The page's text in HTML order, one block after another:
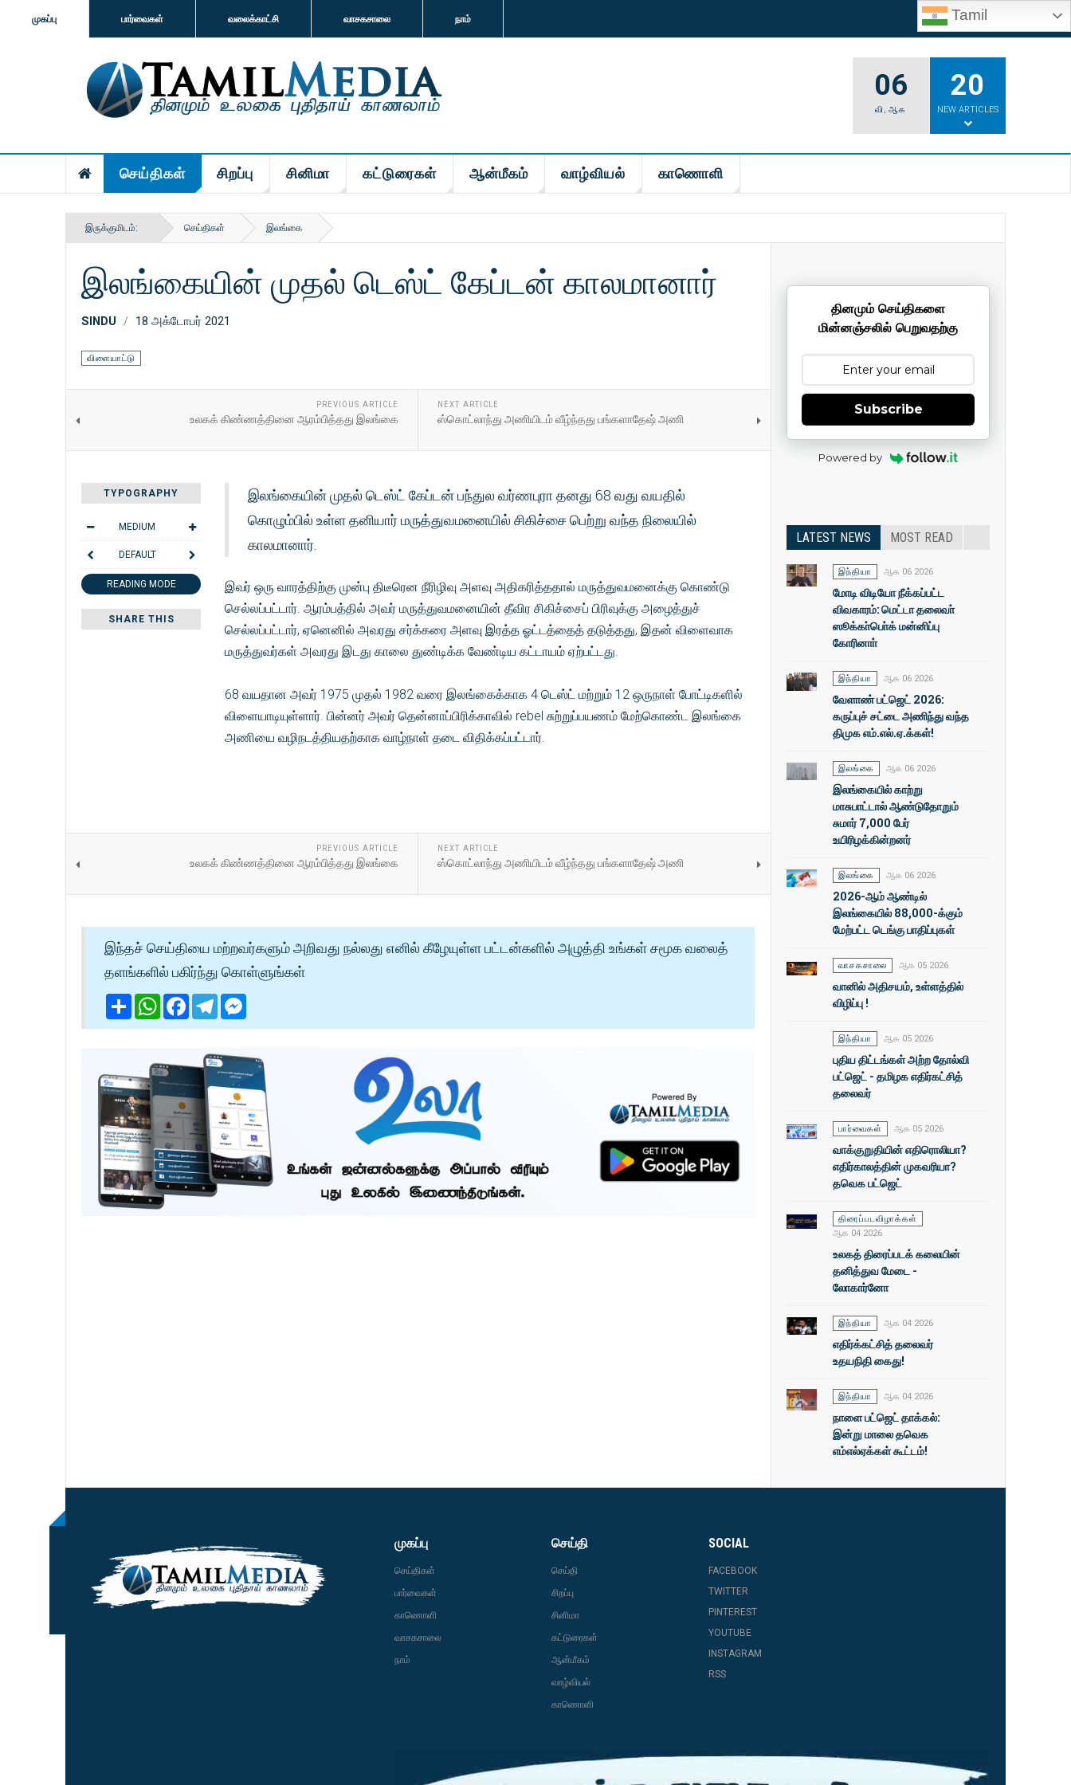
முகப்பு பார்வைகள் வலைக்காட்சி வாசகசாலை நாம் Tamil
06
வி,ஆக
20
NEW ARTICLES
செய்திகள் சிறப்பு சினிமா கட்டுரைகள் ஆன்மீகம் வாழ்வியல் காணொளி
இருக்குமிடம்: செய்திகள் இலங்கை
இலங்கையின் முதல் டெஸ்ட் கேப்டன் காலமானார்
SINDU 18 அக்டோபர் 2021
விளையாட்டு
PREVIOUS ARTICLE
உலகக் கிண்ணத்தினை ஆரம்பித்தது இலங்கை
NEXT ARTICLE
ஸ்கொட்லாந்து அணியிடம் வீழ்ந்தது பங்களாதேஷ் அணி
TYPOGRAPHY
MEDIUM
DEFAULT
READING MODE
SHARE THIS
இலங்கையின் முதல் டெஸ்ட் கேப்டன் பந்துல வர்ணபுரா தனது 68 வது வயதில்
கொழும்பில் உள்ள தனியார் மருத்துவமனையில் சிகிச்சை பெற்று வந்த நிலையில்
காலமானார்.
இவர் ஒரு வாரத்திற்கு முன்பு திடீரென நீரிழிவு அளவு அதிகரித்ததால் மருத்துவமனைக்கு கொண்டு
செல்லப்பட்டார். ஆரம்பத்தில் அவர் மருத்துவமனையின் தீவிர சிகிச்சைப் பிரிவுக்கு அழைத்துச்
செல்லப்பட்டார், ஏனெனில் அவரது சர்க்கரை அளவு இரத்த ஓட்டத்தைத் தடுத்தது, இதன் விளைவாக
மருத்துவர்கள் அவரது இடது காலை துண்டிக்க வேண்டிய கட்டாயம் ஏற்பட்டது.
68 வயதான அவர் 1975 முதல் 1982 வரை இலங்கைக்காக 4 டெஸ்ட் மற்றும் 12 ஒருநாள் போட்டிகளில்
விளையாடியுள்ளார். பின்னர் அவர் தென்னாப்பிரிக்காவில் rebel சுற்றுப்பயணம் மேற்கொண்ட இலங்கை
அணியை வழிநடத்தியதற்காக வாழ்நாள் தடை விதிக்கப்பட்டார்.
PREVIOUS ARTICLE
உலகக் கிண்ணத்தினை ஆரம்பித்தது இலங்கை
NEXT ARTICLE
ஸ்கொட்லாந்து அணியிடம் வீழ்ந்தது பங்களாதேஷ் அணி
இந்தச் செய்தியை மற்றவர்களும் அறிவது நல்லது எனில் கீழேயுள்ள பட்டன்களில் அழுத்தி உங்கள் சமூக வலைத்
தளங்களில் பகிர்ந்து கொள்ளுங்கள்
ShareWhatsApp
Facebook
Telegram
தினமும் செய்திகளை
மின்னஞ்சலில் பெறுவதற்கு
Subscribe
Powered by
LATEST NEWS MOST READ
இந்தியா ஆக 06 2026
மோடி விடியோ நீக்கப்பட்ட
விவகாரம்: மெட்டா தலைவா்
ஸூக்கா்பொ்க் மன்னிப்பு
கோரினாா்
இந்தியா ஆக 06 2026
வேளாண் பட்ஜெட் 2026:
கருப்புச் சட்டை அணிந்து வந்த
திமுக எம்.எல்.ஏ.க்கள்!
இலங்கை ஆக 06 2026
இலங்கையில் காற்று
மாசுபாட்டால் ஆண்டுதோறும்
சுமார் 7,000 பேர்
உயிரிழக்கின்றனர்
இலங்கை ஆக 06 2026
2026-ஆம் ஆண்டில்
இலங்கையில் 88,000-க்கும்
மேற்பட்ட டெங்கு பாதிப்புகள்
வாசகசாலை ஆக 05 2026
வானில் அதிசயம், உள்ளத்தில்
விழிப்பு !
இந்தியா ஆக 05 2026
புதிய திட்டங்கள் அற்ற தோல்வி
பட்ஜெட் - தமிழக எதிர்கட்சித்
தலைவர்
பார்வைகள் ஆக 05 2026
வாக்குறுதியின் எதிரொலியா?
எதிர்காலத்தின் முகவரியா?
தவெக பட்ஜெட்
திரைப்படவிழாக்கள்
ஆக 04 2026
உலகத் திரைப்படக் கலையின்
தனித்துவ மேடை -
லோகார்னோ
இந்தியா ஆக 04 2026
எதிர்க்கட்சித் தலைவர்
உதயநிதி கைது!
இந்தியா ஆக 04 2026
நாளை பட்ஜெட் தாக்கல்:
இன்று மாலை தவெக
எம்எல்ஏக்கள் கூட்டம்!
முகப்பு
செய்திகள்
பார்வைகள்
காணொளி
வாசகசாலை
நாம்
செய்தி
செய்தி
சிறப்பு
சினிமா
கட்டுரைகள்
ஆன்மீகம்
வாழ்வியல்
காணொளி
SOCIAL
FACEBOOK
TWITTER
PINTEREST
YOUTUBE
INSTAGRAM
RSS